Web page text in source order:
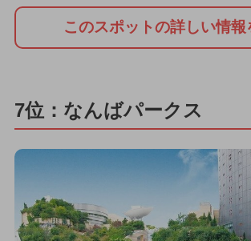
このスポットの詳しい情報
7位：なんばパークス